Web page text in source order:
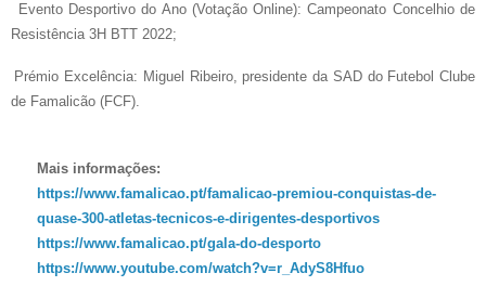
Evento Desportivo do Ano (Votação Online): Campeonato Concelhio de
Resistência 3H BTT 2022;
Prémio Excelência: Miguel Ribeiro, presidente da SAD do Futebol Clube
de Famalicão (FCF).
Mais informações:
https://www.famalicao.pt/famalicao-premiou-conquistas-de-
quase-300-atletas-tecnicos-e-dirigentes-desportivos
https://www.famalicao.pt/gala-do-desporto
https://www.youtube.com/watch?v=r_AdyS8Hfuo